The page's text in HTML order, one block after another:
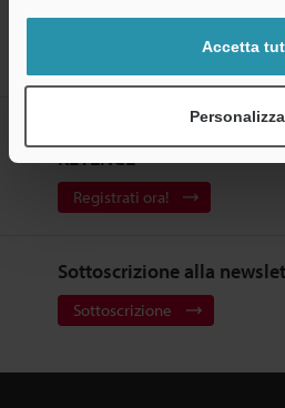
Accetta
Personalizza
Barriera
KEYENCE
Registrati ora!
Sottoscrizione alla
Sottoscrizione